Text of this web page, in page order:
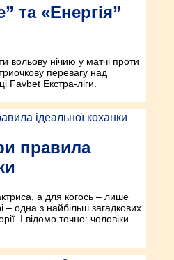
та «Енергія”
вольову нічию у матчі проти
триочкову перевагу над
Favbet Екстра-ліги.
правила
а для когось – лише
– одна з найбільш загадкових
І відомо точно: чоловіки